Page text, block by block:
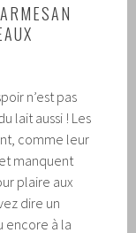
n’est pas
lait aussi ! Les
comme leur
manquent
plaire aux
dire un
encore à la